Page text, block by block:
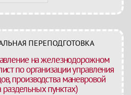
ПЕРЕПОДГОТОВКА
на железнодорожном
по организации управления
производства маневровой
пунктах)